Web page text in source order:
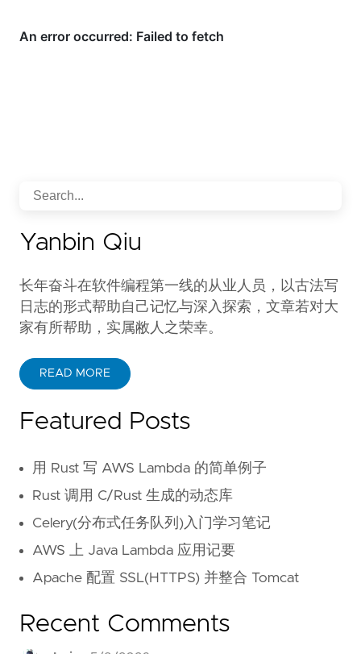
Yanbin Qiu
长年奋斗在软件编程第一线的从业人员，以古法写
日志的形式帮助自己记忆与深入探索，文章若对大
家有所帮助，实属敝人之荣幸。
READ MORE
Featured Posts
用 Rust 写 AWS Lambda 的简单例子
Rust 调用 C/Rust 生成的动态库
Celery(分布式任务队列)入门学习笔记
AWS 上 Java Lambda 应用记要
Apache 配置 SSL(HTTPS) 并整合 Tomcat
Recent Comments